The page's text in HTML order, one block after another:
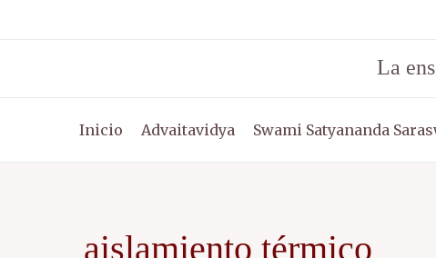
La
Inicio Advaitavidya Swami Satyananda
aislamiento térmico